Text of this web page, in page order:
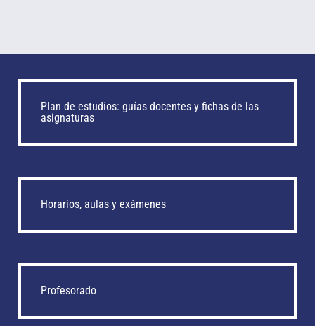
Plan de estudios: guías docentes y fichas de las
asignaturas
Horarios, aulas y exámenes
Profesorado